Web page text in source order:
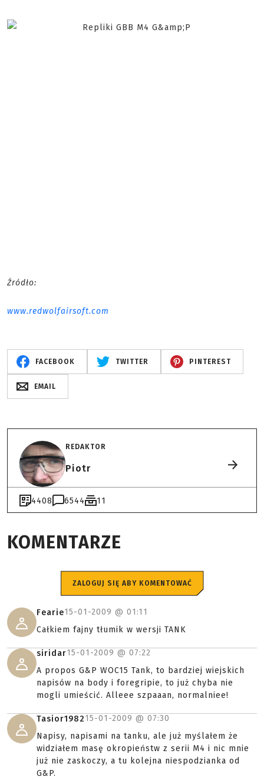
Źródło:
www.redwolfairsoft.com
FACEBOOK TWITTER PINTEREST
EMAIL
REDAKTOR
Piotr
4408 6544 11
KOMENTARZE
ZALOGUJ SIĘ ABY KOMENTOWAĆ
Fearie15-01-2009 @ 01:11
Całkiem fajny tłumik w wersji TANK
siridar15-01-2009 @ 07:22
A propos G&P WOC15 Tank, to bardziej wiejskich
napisów na body i foregripie, to już chyba nie
mogli umieścić. Alleee szpaaan, normalniee!
Tasior198215-01-2009 @ 07:30
Napisy, napisami na tanku, ale już myślałem że
widziałem masę okropieństw z serii M4 i nic mnie
już nie zaskoczy, a tu kolejna niespodzianka od
G&P.